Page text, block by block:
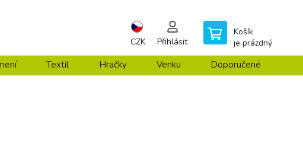
CZK Přihlásit
Košík
je prázdný
Textil Hračky Venku Doporučené